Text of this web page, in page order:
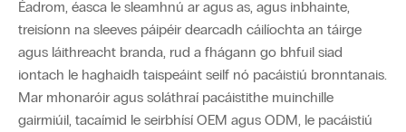
Éadrom, éasca le sleamhnú ar agus as, agus inbhainte,
treisíonn na sleeves páipéir dearcadh cáilíochta an táirge
agus láithreacht branda, rud a fhágann go bhfuil siad
iontach le haghaidh taispeáint seilf nó pacáistiú bronntanais.
Mar mhonaróir agus soláthraí pacáistithe muinchille
gairmiúil, tacaímid le seirbhísí OEM agus ODM, le pacáistiú